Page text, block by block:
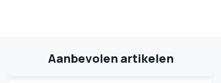
Aanbevolen artikelen